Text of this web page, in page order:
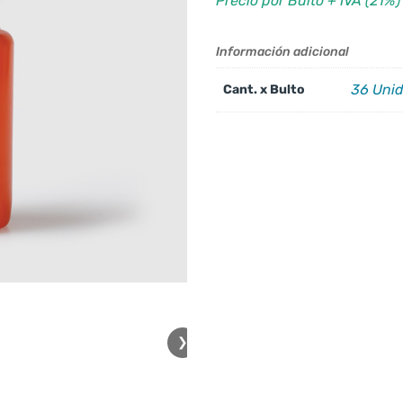
❯
Información adicional
Cant. x Bulto 36